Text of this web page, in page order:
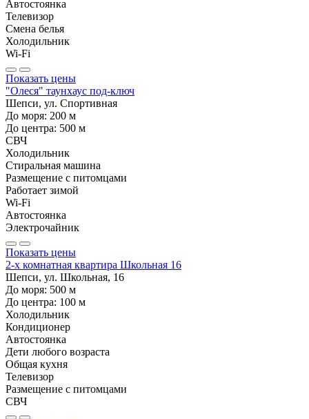
Автостоянка
Телевизор
Смена белья
Холодильник
Wi-Fi
Показать цены
"Олеся" таунхаус под-ключ
Шепси, ул. Спортивная
До моря: 200 м
До центра: 500 м
СВЧ
Холодильник
Стиральная машина
Размещение с питомцами
Работает зимой
Wi-Fi
Автостоянка
Электрочайник
Показать цены
2-х комнатная квартира Школьная 16
Шепси, ул. Школьная, 16
До моря: 500 м
До центра: 100 м
Холодильник
Кондиционер
Автостоянка
Дети любого возраста
Общая кухня
Телевизор
Размещение с питомцами
СВЧ